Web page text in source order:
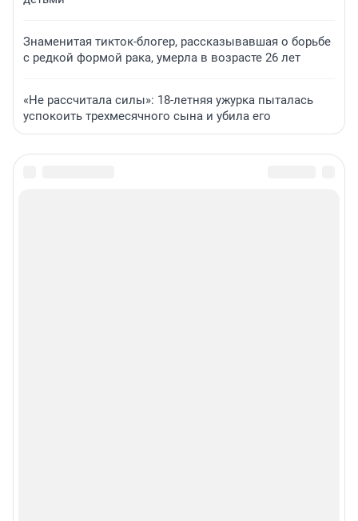
Знаменитая тикток-блогер, рассказывавшая о борьбе
с редкой формой рака, умерла в возрасте 26 лет
«Не рассчитала силы»: 18-летняя ужурка пыталась
успокоить трехмесячного сына и убила его